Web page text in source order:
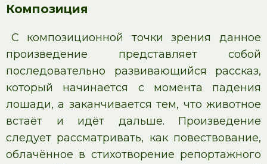
Композиция
С композиционной точки зрения данное
произведение представляет собой
последовательно развивающийся рассказ,
который начинается с момента падения
лошади, а заканчивается тем, что животное
встаёт и идёт дальше. Произведение
следует рассматривать, как повествование,
облачённое в стихотворение репортажного